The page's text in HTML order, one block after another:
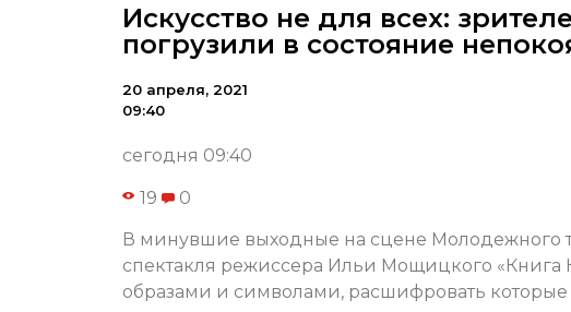
Искусство не для всех:
погрузили в состояние
20 апреля, 2021
09:40
сегодня 09:40
19 0
В минувшие выходные на сцене Молодежного
спектакля режиссера Ильи Мощицкого «Книга
образами и символами, расшифровать которые